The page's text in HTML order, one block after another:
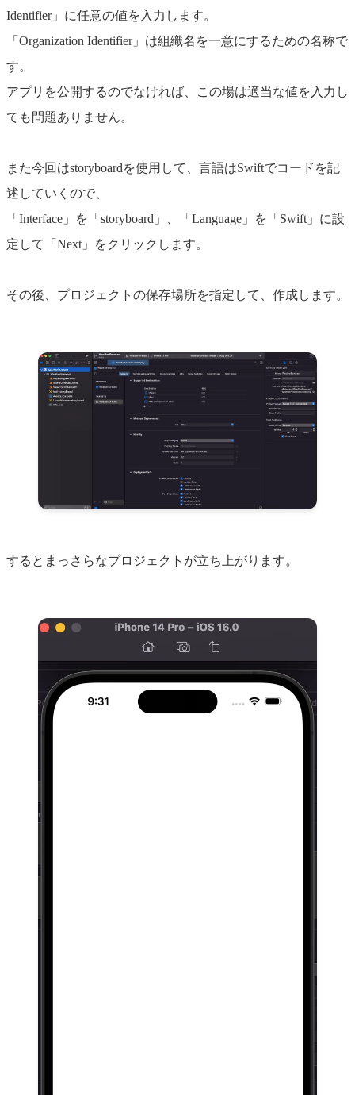
Identifier」に任意の値を入力します。
「Organization Identifier」は組織名を一意にするための名称で
す。
アプリを公開するのでなければ、この場は適当な値を入力し
ても問題ありません。
また今回はstoryboardを使用して、言語はSwiftでコードを記
述していくので、
「Interface」を「storyboard」、「Language」を「Swift」に設
定して「Next」をクリックします。
その後、プロジェクトの保存場所を指定して、作成します。
するとまっさらなプロジェクトが立ち上がります。